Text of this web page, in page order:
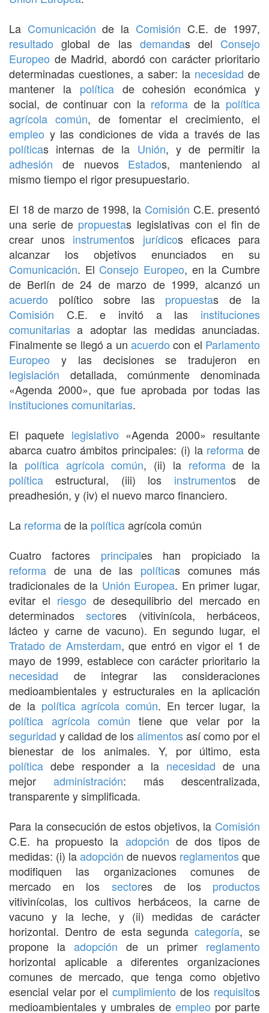
La Comunicación de la Comisión C.E. de 1997,
resultado global de las demandas del Consejo
Europeo de Madrid, abordó con carácter prioritario
determinadas cuestiones, a saber: la necesidad de
mantener la políticade cohesión económica y
social, de continuar con la reforma de la política
agrícola común, de fomentar el crecimiento, el
empleo y las condiciones de vida a través de las
políticas internas de la Unión, y de permitir la
adhesión de nuevos Estados, manteniendo al
mismo tiempo el rigor presupuestario.
El 18 de marzo de 1998, la Comisión C.E. presentó
una serie de propuestas legislativas con el fin de
crear unos instrumentos jurídicos eficaces para
alcanzar los objetivos enunciados en su
Comunicación. El Consejo Europeo, en la Cumbre
de Berlín de 24 de marzo de 1999, alcanzó un
acuerdo político sobre las propuestas de la
Comisión C.E. e invitó a las instituciones
comunitarias a adoptar las medidas anunciadas.
Finalmente se llegó a un acuerdo con el Parlamento
Europeo y las decisiones se tradujeron en
legislación detallada, comúnmente denominada
«Agenda 2000», que fue aprobada por todas las
instituciones comunitarias.
El paquete legislativo «Agenda 2000» resultante
abarca cuatro ámbitos principales: (i) la reforma de
la política agrícola común, (ii) la reformade la
política estructural, (iii) los instrumentos de
preadhesión, y (iv) el nuevo marco financiero.
La reformade la políticaagrícola común
Cuatro factores principales han propiciado la
reforma de una de las políticas comunes más
tradicionales de la Unión Europea. En primer lugar,
evitar el riesgo de desequilibrio del mercado en
determinadossectores (vitivinícola, herbáceos,
lácteo y carne de vacuno). En segundo lugar, el
Tratado de Amsterdam, que entró en vigor el 1 de
mayo de 1999, establece con carácter prioritario la
necesidad de integrar las consideraciones
medioambientales y estructurales en la aplicación
de la política agrícola común. En tercer lugar, la
política agrícola común tiene que velar por la
seguridad y calidad de losalimentosasí como por el
bienestar de los animales. Y, por último, esta
política debe responder a la necesidad de una
mejor administración: más descentralizada,
transparente y simplificada.
Para la consecución de estos objetivos, la Comisión
C.E. ha propuesto la adopción de dos tipos de
medidas: (i) laadopción de nuevos reglamentosque
modifiquen las organizaciones comunes de
mercado en los sectores de los productos
vitivinícolas, los cultivos herbáceos, la carne de
vacuno y la leche, y (ii) medidas de carácter
horizontal. Dentro de esta segundacategoría, se
propone la adopción de un primer reglamento
horizontal aplicable a diferentes organizaciones
comunes de mercado, que tenga como objetivo
esencial velar por el cumplimiento de los requisitos
medioambientales y umbrales de empleo por parte